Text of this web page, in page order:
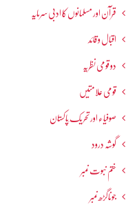
قرآن اور مسلمانوں کا ادبی سرمایہ
اقبال و قائد
دو قومی نظریہ
قومی علامتیں
صوفیاء اور تحریک ِپاکستان
گوشہ درود
ختم نبوت نمبر
جوناگڑھ نمبر